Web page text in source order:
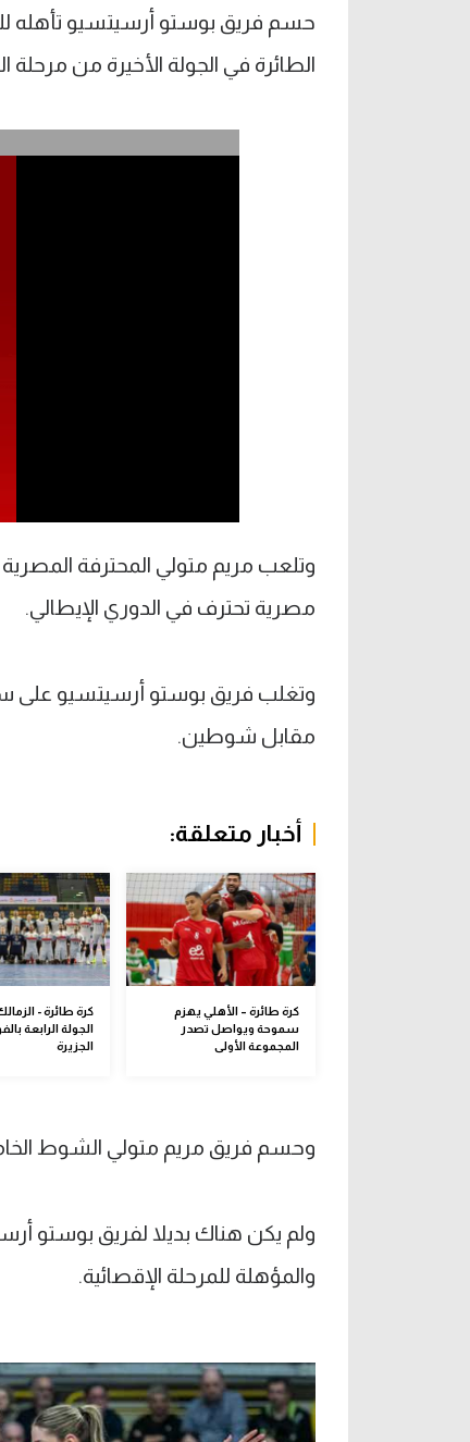
حسم فريق بوستو أرسيتسيو تأهله
الطائرة في الجولة الأخيرة من مرحلة
وتلعب مريم متولي المحترفة
مصرية تحترف في الدوري الإيطالي.
وتغلب فريق بوستو أرسيتسيو على
مقابل شوطين.
أخبار متعلقة:
كرة طائرة – الأهلي يهزم
سموحة ويواصل تصدر
المجموعة الأولى
كرة طائرة -
الجولة الرابعة
الجزيرة
وحسم فريق مريم متولي الشوط الخامس والفاصل
والمؤهلة للمرحلة الإقصائية.